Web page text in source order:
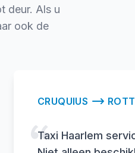
deur. Als u
ook de
CRUQUIUS
Taxi Haarlem